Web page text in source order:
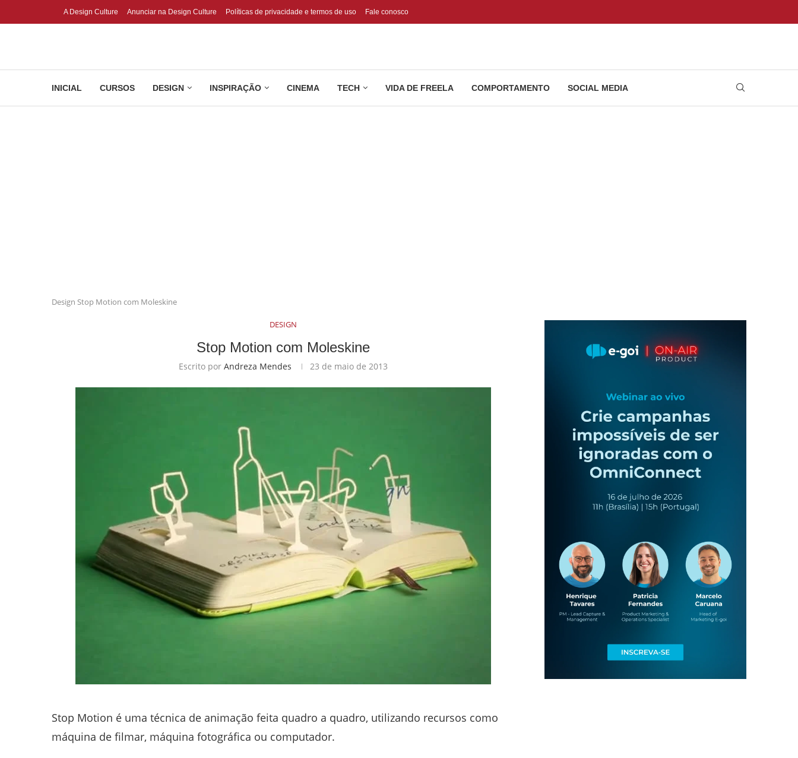
A Design Culture Anunciar na Design Culture Políticas de privacidade e termos de uso Fale conosco
INICIAL CURSOS DESIGN INSPIRAÇÃO CINEMA TECH VIDA DE FREELA COMPORTAMENTO SOCIAL MEDIA
Design Stop Motion com Moleskine
DESIGN
Stop Motion com Moleskine
Escrito por Andreza Mendes 23 de maio de 2013
Stop Motion é uma técnica de animação feita quadro a quadro, utilizando recursos como
máquina de filmar, máquina fotográfica ou computador.